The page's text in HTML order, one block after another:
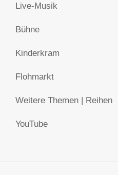
Live-Musik
Bühne
Kinderkram
Flohmarkt
Weitere Themen | Reihen
YouTube